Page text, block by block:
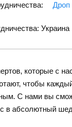
Дроп
Украина
которые с
чтобы
С нами вы
в абсолютный